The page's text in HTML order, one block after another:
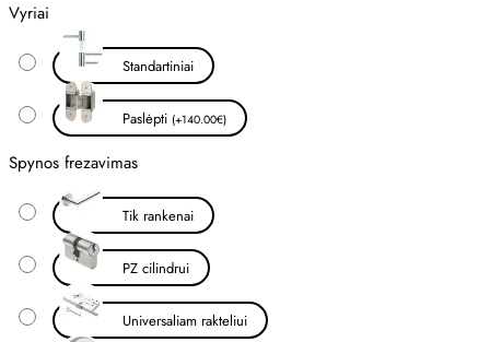
Vyriai
Standartiniai
Paslėpti (+140.00€)
Spynos frezavimas
Tik rankenai
PZ cilindrui
Universaliam rakteliui